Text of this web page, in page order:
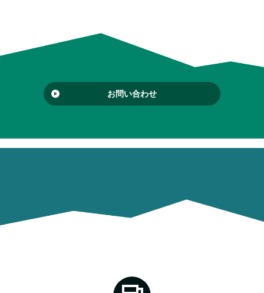
お問い合わせ